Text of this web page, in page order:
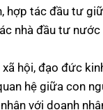
hợp tác đầu tư
nhà đầu tư nước
hội, đạo đức
hệ giữa con
với doanh